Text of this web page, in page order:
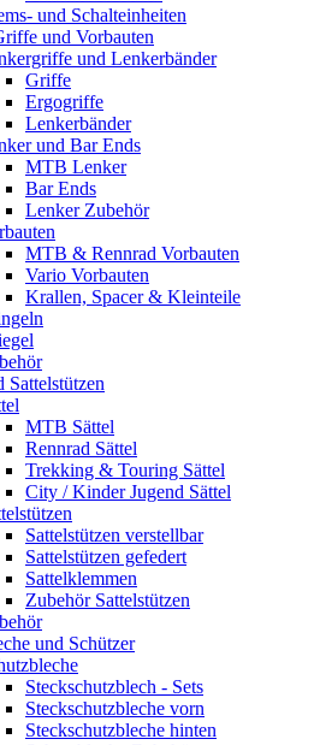
und Schalteinheiten
und Vorbauten
und Lenkerbänder
Griffe
Ergogriffe
Lenkerbänder
und Bar Ends
MTB Lenker
Bar Ends
Lenker Zubehör
MTB & Rennrad Vorbauten
Vario Vorbauten
Krallen, Spacer & Kleinteile
Sattelstützen
MTB Sättel
Rennrad Sättel
Trekking & Touring Sättel
City / Kinder Jugend Sättel
Sattelstützen verstellbar
Sattelstützen gefedert
Sattelklemmen
Zubehör Sattelstützen
und Schützer
Steckschutzblech - Sets
Steckschutzbleche vorn
Steckschutzbleche hinten